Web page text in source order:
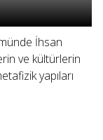
İhsan
ve kültürlerin
yapıları